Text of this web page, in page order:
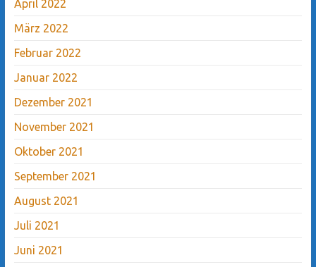
April 2022
März 2022
Februar 2022
Januar 2022
Dezember 2021
November 2021
Oktober 2021
September 2021
August 2021
Juli 2021
Juni 2021